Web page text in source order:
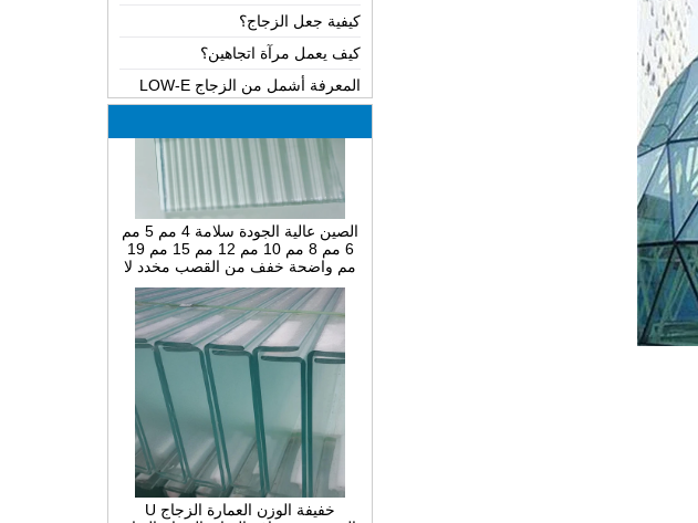
كيف يعمل مرآة اتجاهين؟
المعرفة أشمل من الزجاج LOW-E
الأسباب المحتملة للعيوب في الزجاج
والحلقات مغلفة
كيف يمكن تحقيق الانحناء الساخن
للزجاج ، الانحناء البارد أو الانحناء
التصفيح؟
الفرق بين الزجاج المعزز بالحرارة
والزجاج الآمن بالكامل
الفرق بين الزجاج الرقائقي PVB
والزجاج الرقائقي EVA
الفرق بين الزجاج بفب مغلفة وبرنامج
المنح الصغيرة مغلفة الزجاج
ما هو الزجاج السلكي ؟
حلول التعبئة والتغليف لبناء الزجاج
6 مم 8 مم 10 مم 12 مم 15 مم 19
مم واضحة خفف من القصب مخدد لا
موجة مضلع مصنعي الزجاج
خفيفة الوزن العمارة الزجاج U
الشخصي شفافة الصانع الزجاج القناة